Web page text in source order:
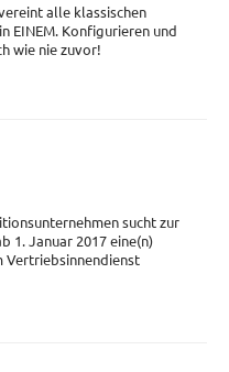
alle klassischen
EINEM. Konfigurieren und
wie nie zuvor!
sucht zur
1. Januar 2017 eine(n)
Vertriebsinnendienst